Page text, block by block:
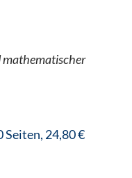
mathematischer
Seiten, 24,80 €